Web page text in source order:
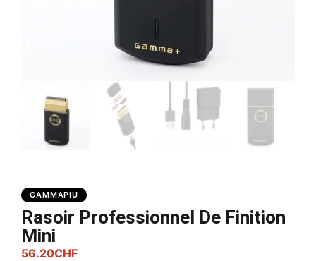
GAMMAPIU
Rasoir Professionnel De Finition
Mini
56.20CHF